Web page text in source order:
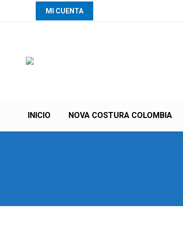
MI CUENTA
INICIO NOVA COSTURA COLOMBIA